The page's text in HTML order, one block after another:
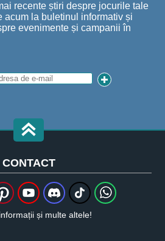
recente știri despre jocurile tale
acum la buletinul informativ și
evenimente și campanii în
CONTACT
și multe altele!